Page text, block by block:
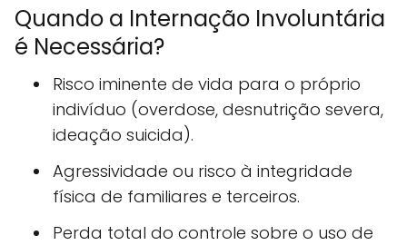
Quando a Internação Involuntária
é Necessária?
Risco iminente de vida para o próprio
indivíduo (overdose, desnutrição severa,
ideação suicida).
Agressividade ou risco à integridade
física de familiares e terceiros.
Perda total do controle sobre o uso de